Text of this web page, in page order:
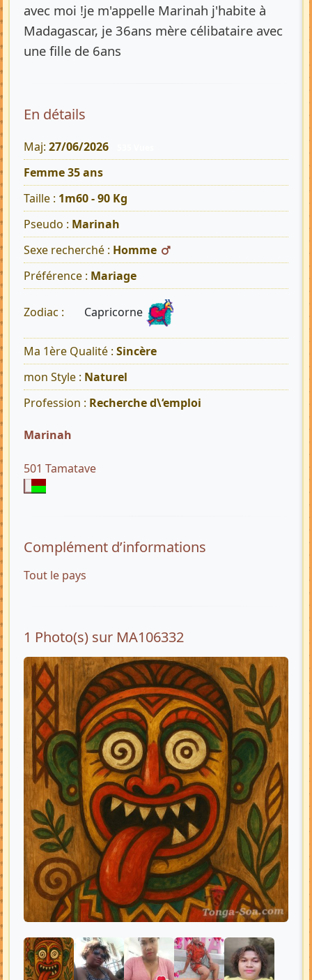
avec moi !je m'appelle Marinah j'habite à
Madagascar, je 36ans mère célibataire avec
une fille de 6ans
En détails
Maj: 27/06/2026
Femme 35 ans
Taille : 1m60 - 90 Kg
Pseudo : Marinah
Sexe recherché : Homme
Préférence : Mariage
Zodiac : Capricorne
Ma 1ère Qualité : Sincère
mon Style : Naturel
Profession : Recherche d\‘emploi
Marinah
501 Tamatave
Complément d’informations
Tout le pays
1 Photo(s) sur MA106332